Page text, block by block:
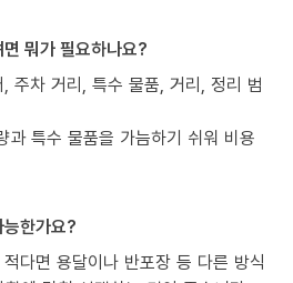
뭐가 필요하나요?
주차 거리, 특수 물품, 거리, 정리 범
과 특수 물품을 가늠하기 쉬워 비용
한가요?
다면 용달이나 반포장 등 다른 방식